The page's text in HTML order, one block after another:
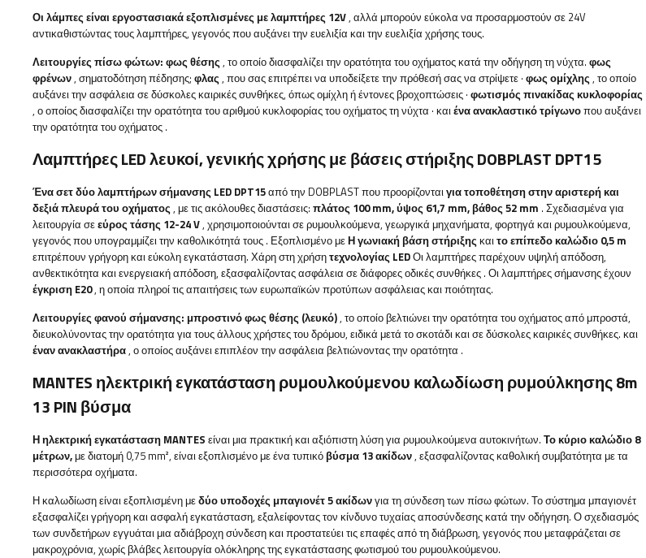
Οι λάμπες είναι εργοστασιακά εξοπλισμένες με λαμπτήρες 12V, αλλά μπορούν εύκολα να προσαρμοστούν σε 24V
αντικαθιστώντας τους λαμπτήρες, γεγονός που αυξάνει την ευελιξία και την ευελιξία χρήσης τους.
Λειτουργίες πίσω φώτων: φως θέσης, το οποίο διασφαλίζει την ορατότητα του οχήματος κατά την οδήγηση τη νύχτα. φως
φρένων, σηματοδότηση πέδησης; φλας, που σας επιτρέπει να υποδείξετε την πρόθεσή σας να στρίψετε · φως ομίχλης, το οποίο
αυξάνει την ασφάλεια σε δύσκολες καιρικές συνθήκες, όπως ομίχλη ή έντονες βροχοπτώσεις · φωτισμός πινακίδας κυκλοφορίας
, ο οποίος διασφαλίζει την ορατότητα του αριθμού κυκλοφορίας του οχήματος τη νύχτα · καιένα ανακλαστικό τρίγωνοπου αυξάνει
την ορατότητα του οχήματος .
Λαμπτήρες LED λευκοί, γενικής χρήσης με βάσεις στήριξηςDOBPLAST DPT15
Ένα σετ δύο λαμπτήρων σήμανσης LED DPT15από την DOBPLAST που προορίζονταιγια τοποθέτηση στην αριστερή και
δεξιά πλευρά του οχήματος, με τις ακόλουθες διαστάσεις: πλάτος 100 mm, ύψος 61,7 mm, βάθος 52 mm . Σχεδιασμένα για
λειτουργία σεεύρος τάσης 12-24 V, χρησιμοποιούνται σε ρυμουλκούμενα, γεωργικά μηχανήματα, φορτηγά και ρυμουλκούμενα,
γεγονός που υπογραμμίζει την καθολικότητά τους . Εξοπλισμένο μεΗ γωνιακή βάση στήριξηςκαιτο επίπεδο καλώδιο 0,5 m
επιτρέπουν γρήγορη και εύκολη εγκατάσταση. Χάρη στη χρήσητεχνολογίας LEDΟι λαμπτήρες παρέχουν υψηλή απόδοση,
ανθεκτικότητα και ενεργειακή απόδοση, εξασφαλίζοντας ασφάλεια σε διάφορες οδικές συνθήκες . Οι λαμπτήρες σήμανσης έχουν
έγκριση E20, η οποία πληροί τις απαιτήσεις των ευρωπαϊκών προτύπων ασφάλειας και ποιότητας.
Λειτουργίες φανού σήμανσης: μπροστινό φως θέσης (λευκό), το οποίο βελτιώνει την ορατότητα του οχήματος από μπροστά,
διευκολύνοντας την ορατότητα για τους άλλους χρήστες του δρόμου, ειδικά μετά το σκοτάδι και σε δύσκολες καιρικές συνθήκες. και
έναν ανακλαστήρα, ο οποίος αυξάνει επιπλέον την ασφάλεια βελτιώνοντας την ορατότητα .
MANTES ηλεκτρική εγκατάσταση ρυμουλκούμενου καλωδίωση ρυμούλκησης 8m
13 PIN βύσμα
Η ηλεκτρική εγκατάσταση MANTES είναι μια πρακτική και αξιόπιστη λύση για ρυμουλκούμενα αυτοκινήτων. Το κύριο καλώδιο 8
μέτρων,με διατομή 0,75 mm², είναι εξοπλισμένο με ένα τυπικό βύσμα 13 ακίδων, εξασφαλίζοντας καθολική συμβατότητα με τα
περισσότερα οχήματα.
Η καλωδίωση είναι εξοπλισμένη μεδύο υποδοχές μπαγιονέτ 5 ακίδωνγια τη σύνδεση των πίσω φώτων. Το σύστημα μπαγιονέτ
εξασφαλίζει γρήγορη και ασφαλή εγκατάσταση, εξαλείφοντας τον κίνδυνο τυχαίας αποσύνδεσης κατά την οδήγηση. Ο σχεδιασμός
των συνδετήρων εγγυάται μια αδιάβροχη σύνδεση και προστατεύει τις επαφές από τη διάβρωση, γεγονός που μεταφράζεται σε
μακροχρόνια, χωρίς βλάβες λειτουργία ολόκληρης της εγκατάστασης φωτισμού του ρυμουλκούμενου.